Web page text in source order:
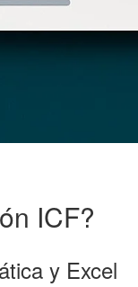
ICF?
y Excel